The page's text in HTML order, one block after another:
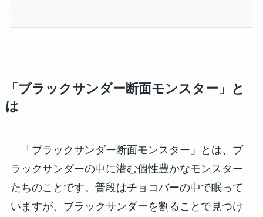
「ブラックサンダー断面モンスター」と
は
「ブラックサンダー断面モンスター」とは、ブ
ラックサンダーの中に潜む個性豊かなモンスター
たちのことです。普段はチョコバーの中で眠って
いますが、ブラックサンダーを割ることで見つけ